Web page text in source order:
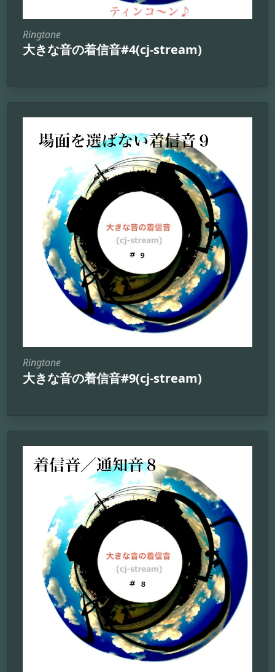
Ringtone
大きな音の着信音#4(cj-stream)
Ringtone
大きな音の着信音#9(cj-stream)